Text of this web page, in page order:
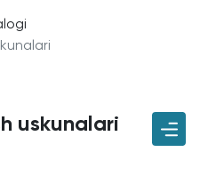
uskunalari